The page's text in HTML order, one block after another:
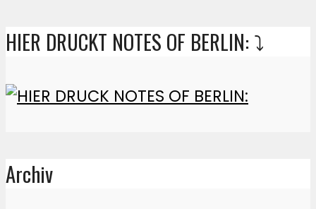
HIER DRUCKT NOTES OF BERLIN: ⤵️
Archiv